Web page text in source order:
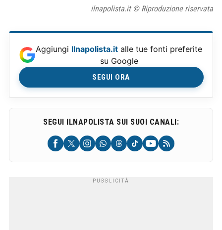
ilnapolista.it © Riproduzione riservata
Aggiungi Ilnapolista.it alle tue fonti preferite
su Google
SEGUI ORA
SEGUI ILNAPOLISTA SUI SUOI CANALI: